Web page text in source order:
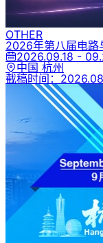
OTHER
2026年第八届电路
2026.09.18 -
中国 杭州
截稿时间：